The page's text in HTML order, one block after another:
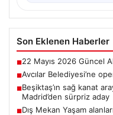
Son Eklenen Haberler
■22 Mayıs 2026 Güncel
■Avcılar Belediyesi’ne
■Beşiktaş’ın sağ kanat
Madrid’den sürpriz aday
■Dış Mekan Yaşam